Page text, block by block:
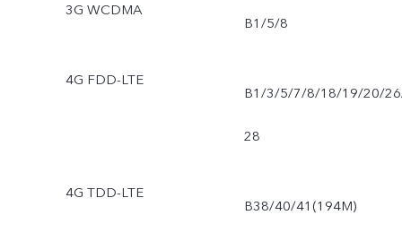
3G WCDMA
B1/5/8
4G FDD-LTE
B1/3/5/7/8/18/19/20/
28
4G TDD-LTE
B38/40/41(194M)